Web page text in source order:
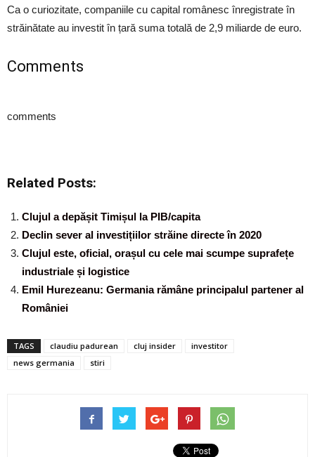
Ca o curiozitate, companiile cu capital românesc înregistrate în
străinătate au investit în țară suma totală de 2,9 miliarde de euro.
Comments
comments
Related Posts:
Clujul a depășit Timișul la PIB/capita
Declin sever al investițiilor străine directe în 2020
Clujul este, oficial, orașul cu cele mai scumpe suprafețe
industriale și logistice
Emil Hurezeanu: Germania rămâne principalul partener al
României
TAGS claudiu padurean cluj insider
investitor
news germania
stiri